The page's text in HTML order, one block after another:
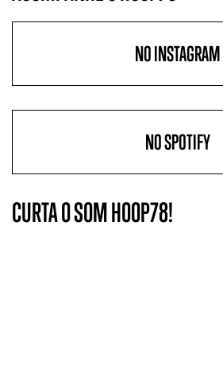
NO INSTAGRAM
NO SPOTIFY
CURTA O SOM HOOP78!